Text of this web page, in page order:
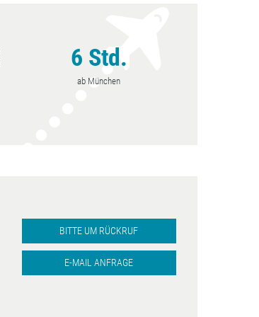
6 Std.
ab München
BITTE UM RÜCKRUF
E-MAIL ANFRAGE